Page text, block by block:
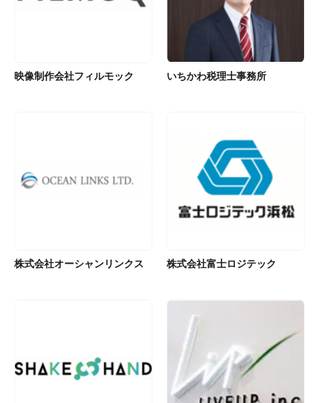
映像制作会社フィルモック いちかわ税理士事務所
株式会社オーシャンリンクス 株式会社富士ロジテック